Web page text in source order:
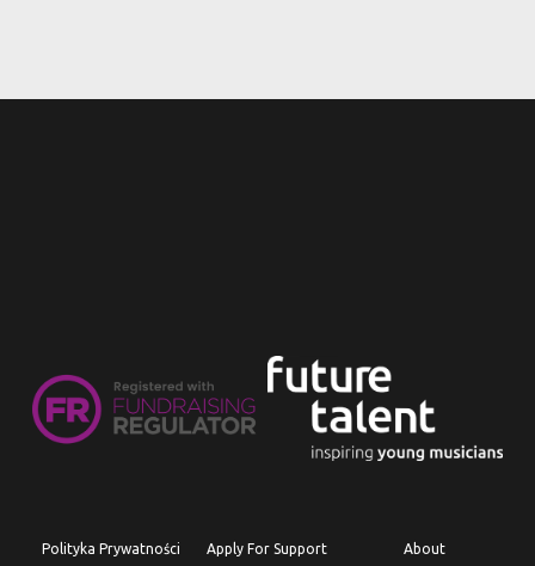
Polityka Prywatności Apply For Support About